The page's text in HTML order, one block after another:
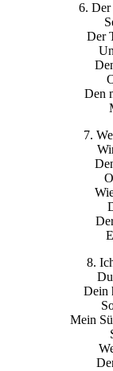
6. Der
Der
Den
7.
8.
Dein
Mein